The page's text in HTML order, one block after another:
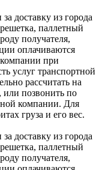
доставку из города
паллетный
получателя,
оплачиваются
при
услуг транспортной
рассчитать на
или позвонить по
компании. Для
груза и его вес.
доставку из города
паллетный
получателя,